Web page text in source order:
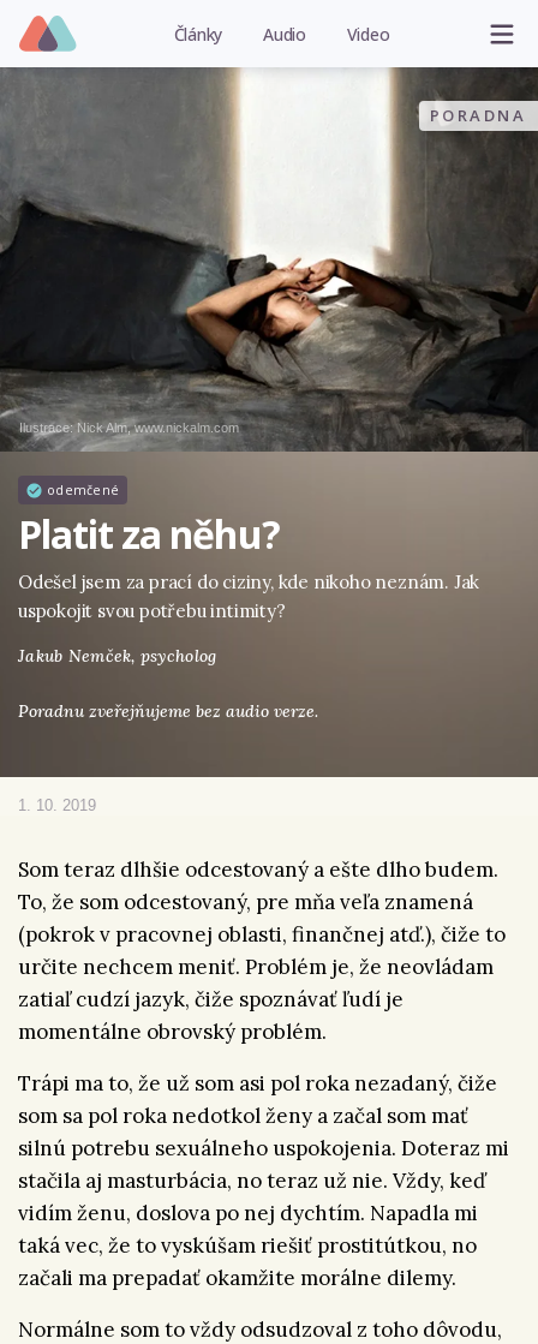
Články Audio Video
PORADNA
Ilustrace:Nick Alm, www.nickalm.com
odemčené
Platit za něhu?
Odešel jsem za prací do ciziny, kde nikoho neznám. Jak
uspokojit svou potřebu intimity?
Jakub Nemček, psycholog
Poradnu zveřejňujeme bez audio verze.
1. 10. 2019
Som teraz dlhšie odcestovaný a ešte dlho budem.
To, že som odcestovaný, pre mňa veľa znamená
(pokrok v pracovnej oblasti, finančnej atď.), čiže to
určite nechcem meniť. Problém je, že neovládam
zatiaľ cudzí jazyk, čiže spoznávať ľudí je
momentálne obrovský problém.
Trápi ma to, že už som asi pol roka nezadaný, čiže
som sa pol roka nedotkol ženy a začal som mať
silnú potrebu sexuálneho uspokojenia. Doteraz mi
stačila aj masturbácia, no teraz už nie. Vždy, keď
vidím ženu, doslova po nej dychtím. Napadla mi
taká vec, že to vyskúšam riešiť prostitútkou, no
začali ma prepadať okamžite morálne dilemy.
Normálne som to vždy odsudzoval z toho dôvodu,